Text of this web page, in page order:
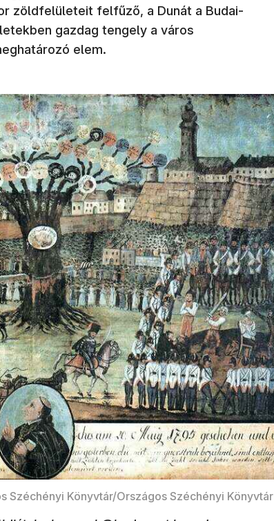
zöldfelületeit felfűző, a Dunát a Budai-
gazdag tengely a város
elem.
Széchényi Könyvtár/Országos Széchényi Könyvtár